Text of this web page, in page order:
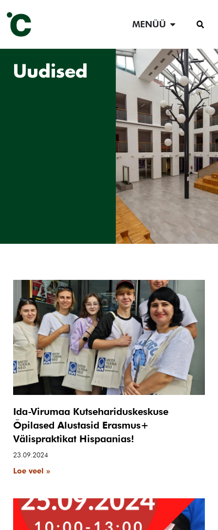
MENÜÜ
Uudised
Ida-Virumaa Kutsehariduskeskuse
Õpilased Alustasid Erasmus+
Välispraktikat Hispaanias!
23.09.2024
Loe veel »